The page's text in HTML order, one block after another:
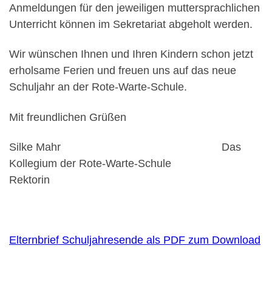
Anmeldungen für den jeweiligen muttersprachlichen
Unterricht können im Sekretariat abgeholt werden.
Wir wünschen Ihnen und Ihren Kindern schon jetzt
erholsame Ferien und freuen uns auf das neue
Schuljahr an der Rote-Warte-Schule.
Mit freundlichen Grüßen
Silke Mahr Das
Kollegium der Rote-Warte-Schule
Rektorin
Elternbrief Schuljahresende als PDF zum Download